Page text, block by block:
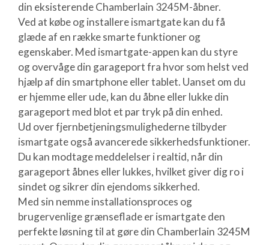
din eksisterende Chamberlain 3245M-åbner.
Ved at købe og installere ismartgate kan du få
glæde af en række smarte funktioner og
egenskaber. Med ismartgate-appen kan du styre
og overvåge din garageport fra hvor som helst ved
hjælp af din smartphone eller tablet. Uanset om du
er hjemme eller ude, kan du åbne eller lukke din
garageport med blot et par tryk på din enhed.
Ud over fjernbetjeningsmulighederne tilbyder
ismartgate også avancerede sikkerhedsfunktioner.
Du kan modtage meddelelser i realtid, når din
garageport åbnes eller lukkes, hvilket giver dig ro i
sindet og sikrer din ejendoms sikkerhed.
Med sin nemme installationsproces og
brugervenlige grænseflade er ismartgate den
perfekte løsning til at gøre din Chamberlain 3245M